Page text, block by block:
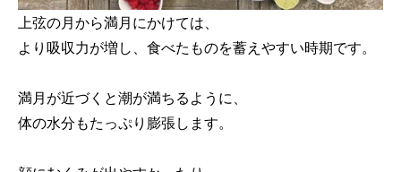
上弦の月から満月にかけては、
より吸収力が増し、食べたものを蓄えやすい時期です。
満月が近づくと潮が満ちるように、
体の水分もたっぷり膨張します。